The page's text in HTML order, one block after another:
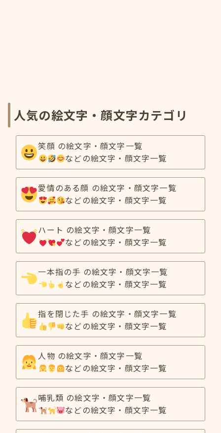
人気の絵文字・顔文字カテゴリ
笑顔 の絵文字・顔文字一覧
などの絵文字・顔文字一覧
愛情のある顔 の絵文字・顔文字一覧
などの絵文字・顔文字一覧
ハート の絵文字・顔文字一覧
などの絵文字・顔文字一覧
一本指の手 の絵文字・顔文字一覧
などの絵文字・顔文字一覧
指を閉じた手 の絵文字・顔文字一覧
などの絵文字・顔文字一覧
人物 の絵文字・顔文字一覧
などの絵文字・顔文字一覧
哺乳類 の絵文字・顔文字一覧
などの絵文字・顔文字一覧